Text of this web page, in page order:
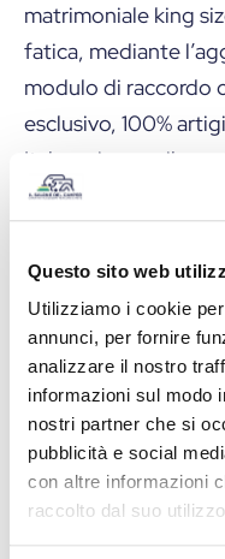
Questo sito web
Utilizziamo i cookie
annunci, per fornire
analizzare il nostro
informazioni sul modo
nostri partner che si
pubblicità e social
con altre informazioni
raccolto dal suo
matrimoniale king
fatica, mediante
modulo di raccordo
esclusivo, 100%
Italy, uniscono il
tradizionali lenzuola
ricreazionali in
nelle misure e nella
semplificare la
mansardati, nautici
Ilsilenzioè parte
meglio dunque
campeggio in una